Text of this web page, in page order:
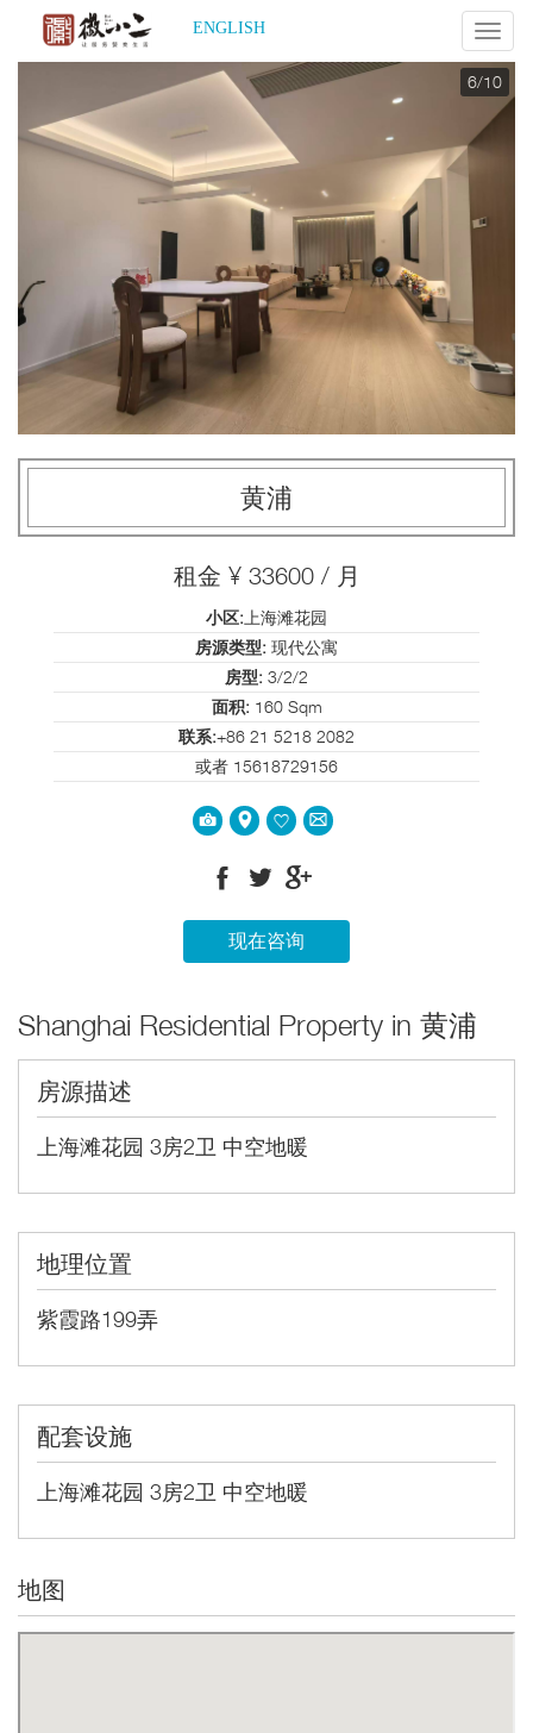
ENGLISH
Mobile
Nav
6/10
黄浦
租金 ¥ 33600 / 月
小区: 上海滩花园
房源类型: 现代公寓
房型: 3/2/2
面积: 160 Sqm
联系:+86 21 5218 2082
或者 15618729156
现在咨询
Shanghai Residential Property in 黄浦
房源描述
上海滩花园 3房2卫 中空地暖
地理位置
紫霞路199弄
配套设施
上海滩花园 3房2卫 中空地暖
地图